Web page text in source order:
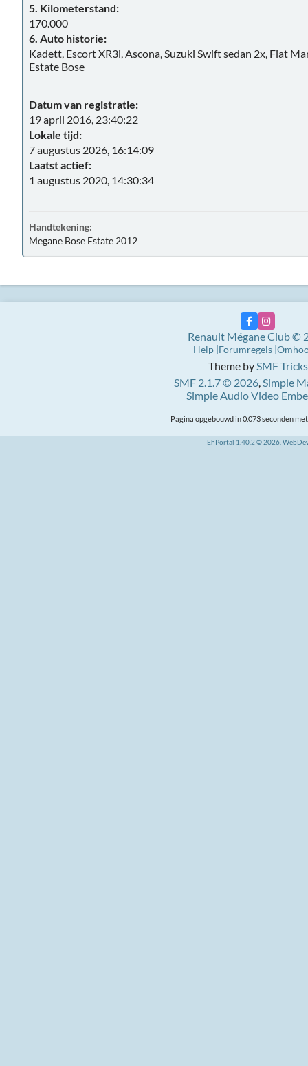
5. Kilometerstand:
170.000
6. Auto historie:
Kadett, Escort XR3i, Ascona, Suzuki Swift sedan 2x, Fiat
Estate Bose
Datum van registratie:
19 april 2016, 23:40:22
Lokale tijd:
7 augustus 2026, 16:14:09
Laatst actief:
1 augustus 2020, 14:30:34
Handtekening:
Megane Bose Estate 2012
Theme bySMF Tricks
SMF 2.1.7 © 2026,Simple
Simple Audio Video
Renault Mégane Club ©
Help Forumregels
Pagina opgebouwd in 0.073 seconden
EhPortal 1.40.2 © 2026,